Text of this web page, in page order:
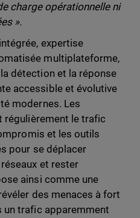
charge opérationnelle ni
».
expertise
multiplateforme,
détection et la réponse
accessible et évolutive
modernes. Les
régulièrement le trafic
et les outils
pour se déplacer
et rester
ainsi comme une
des menaces à fort
un trafic apparemment